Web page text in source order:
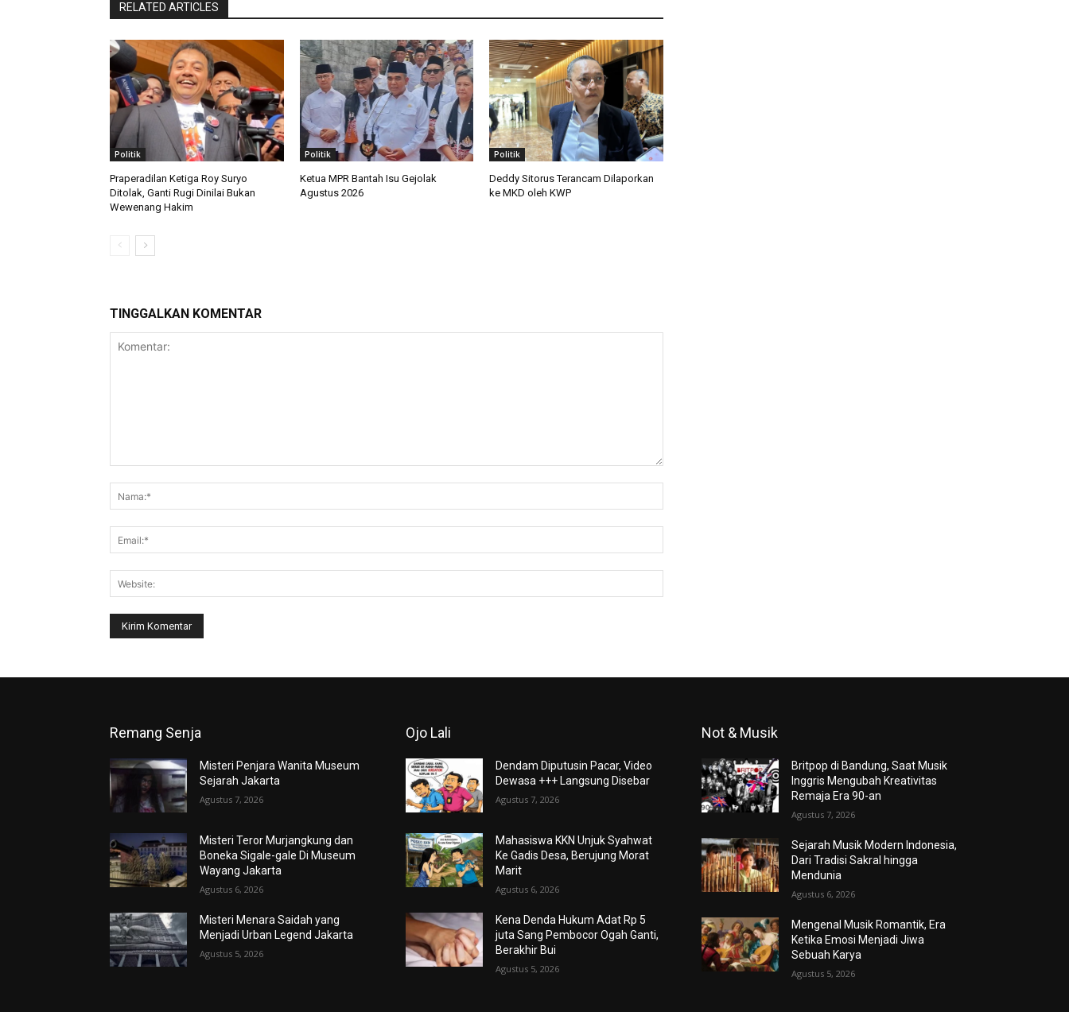
RELATED ARTICLES
Politik
Praperadilan Ketiga Roy Suryo
Ditolak, Ganti Rugi Dinilai Bukan
Wewenang Hakim
Politik
Ketua MPR Bantah Isu Gejolak
Agustus 2026
Politik
Deddy Sitorus Terancam Dilaporkan
ke MKD oleh KWP
TINGGALKAN KOMENTAR
Remang Senja
Misteri Penjara Wanita Museum
Sejarah Jakarta
Agustus 7, 2026
Misteri Teror Murjangkung dan
Boneka Sigale-gale Di Museum
Wayang Jakarta
Agustus 6, 2026
Misteri Menara Saidah yang
Menjadi Urban Legend Jakarta
Agustus 5, 2026
Ojo Lali
Dendam Diputusin Pacar, Video
Dewasa +++ Langsung Disebar
Agustus 7, 2026
Mahasiswa KKN Unjuk Syahwat
Ke Gadis Desa, Berujung Morat
Marit
Agustus 6, 2026
Kena Denda Hukum Adat Rp 5
juta Sang Pembocor Ogah Ganti,
Berakhir Bui
Agustus 5, 2026
Not & Musik
Britpop di Bandung, Saat Musik
Inggris Mengubah Kreativitas
Remaja Era 90-an
Agustus 7, 2026
Sejarah Musik Modern Indonesia,
Dari Tradisi Sakral hingga
Mendunia
Agustus 6, 2026
Mengenal Musik Romantik, Era
Ketika Emosi Menjadi Jiwa
Sebuah Karya
Agustus 5, 2026